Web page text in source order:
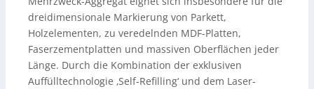
dreidimensionale Markierung von Parkett,
Holzelementen, zu veredelnden MDF-Platten,
Faserzementplatten und massiven Oberflächen jeder
Länge. Durch die Kombination der exklusiven
Auffülltechnologie ‚Self-Refilling‘ und dem Laser-